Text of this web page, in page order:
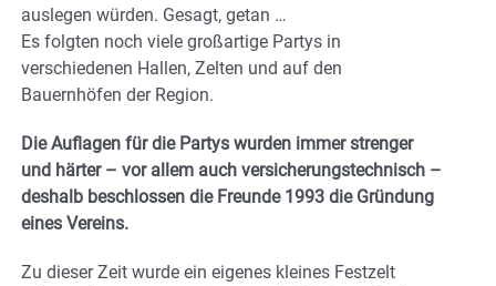
auslegen würden. Gesagt, getan …
Es folgten noch viele großartige Partys in
verschiedenen Hallen, Zelten und auf den
Bauernhöfen der Region.
Die Auflagen für die Partys wurden immer strenger
und härter – vor allem auch versicherungstechnisch –
deshalb beschlossen die Freunde 1993 die Gründung
eines Vereins.
Zu dieser Zeit wurde ein eigenes kleines Festzelt